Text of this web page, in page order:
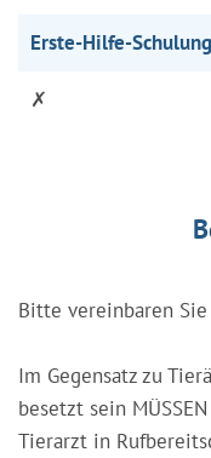
Erste-Hilfe-
✗
Bitte vereinbaren
Im Gegensatz zu
besetzt sein
Tierarzt in